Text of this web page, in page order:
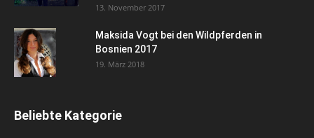
13. November 2017
Maksida Vogt bei den Wildpferden in
Bosnien 2017
19. März 2018
Beliebte Kategorie